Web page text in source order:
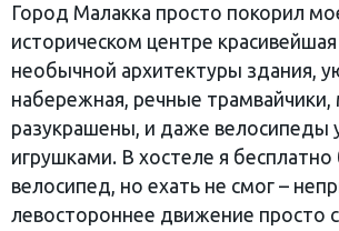
Город Малакка просто покорил
историческом центре
необычной архитектуры здания,
набережная, речные
разукрашены, и даже велосипеды
игрушками. В хостеле я бесплатно
велосипед, но ехать не смог –
левостороннее движение просто